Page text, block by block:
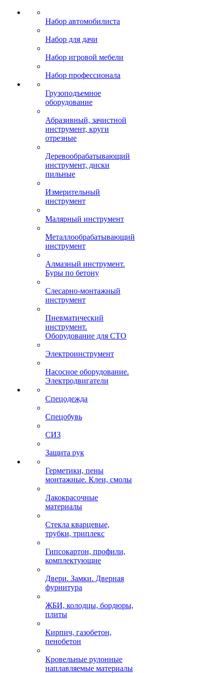
Набор автомобилиста
Набор для дачи
Набор игровой мебели
Набор профессионала
Грузоподъемное
оборудование
Абразивный, зачистной
инструмент, круги
отрезные
Деревообрабатывающий
инструмент, диски
пильные
Измерительный
инструмент
Малярный инструмент
Металлообрабатывающий
инструмент
Алмазный инструмент.
Буры по бетону
Слесарно-монтажный
инструмент
Пневматический
инструмент.
Оборудование для СТО
Электроинструмент
Насосное оборудование.
Электродвигатели
Спецодежда
Спецобувь
СИЗ
Защита рук
Герметики, пены
монтажные. Клеи, смолы
Лакокрасочные
материалы
Стекла кварцевые,
трубки, триплекс
Гипсокартон, профили,
комплектующие
Двери. Замки. Дверная
фурнитура
ЖБИ, колодцы, бордюры,
плиты
Кирпич, газобетон,
пенобетон
Кровельные рулонные
наплавляемые материалы